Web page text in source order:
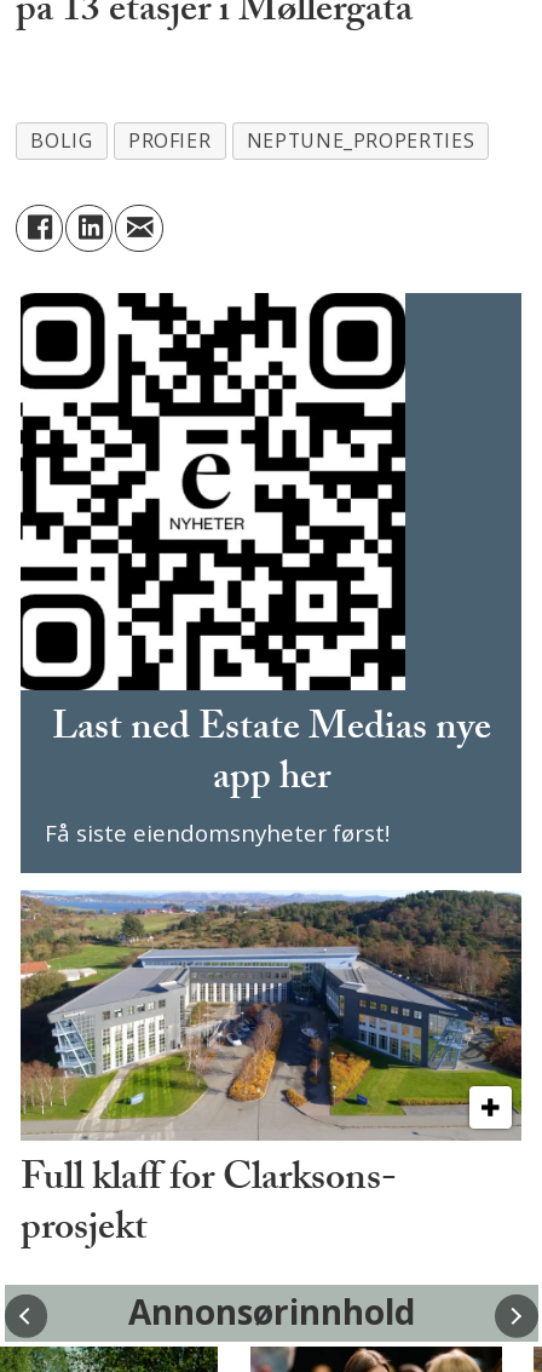
BOLIG PROFIER NEPTUNE_PROPERTIES
Last ned Estate Medias nye
app her
Få siste eiendomsnyheter først!
Full klaff for Clarksons-
prosjekt
Annonsørinnhold